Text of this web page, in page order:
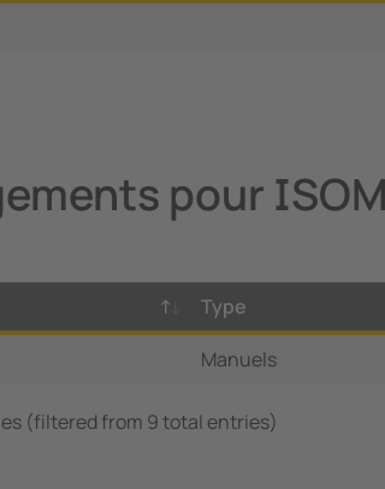
pour
Type
Manuels
(filtered from 9 total entries)